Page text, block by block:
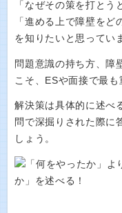
「なぜその策を打とう
「進める上で障壁をど
を知りたいと思ってい
問題意識の持ち方、障
こそ、ESや面接で最も
解決策は具体的に述べ
問で深掘りされた際に
しょう。